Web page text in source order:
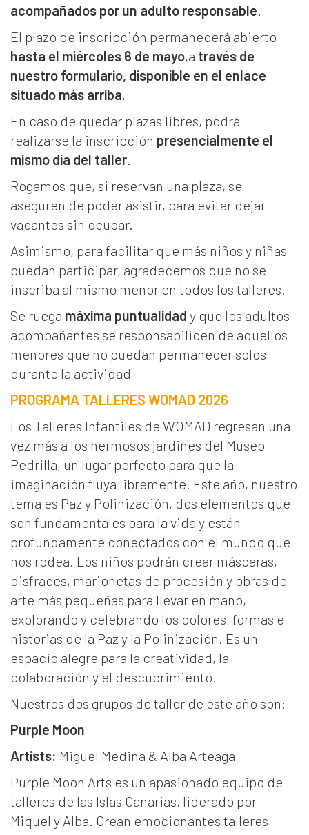
acompañados por un adulto responsable.
El plazo de inscripción permanecerá abierto
hasta el miércoles 6 de mayo,a través de
nuestro formulario, disponible en el enlace
situado más arriba.
En caso de quedar plazas libres, podrá
realizarse la inscripción presencialmente el
mismo día del taller.
Rogamos que, si reservan una plaza, se
aseguren de poder asistir, para evitar dejar
vacantes sin ocupar.
Asimismo, para facilitar que más niños y niñas
puedan participar, agradecemos que no se
inscriba al mismo menor en todos los talleres.
Se ruega máxima puntualidad y que los adultos
acompañantes se responsabilicen de aquellos
menores que no puedan permanecer solos
durante la actividad
PROGRAMA TALLERES WOMAD 2026
Los Talleres Infantiles de WOMAD regresan una
vez más a los hermosos jardines del Museo
Pedrilla, un lugar perfecto para que la
imaginación fluya libremente. Este año, nuestro
tema es Paz y Polinización, dos elementos que
son fundamentales para la vida y están
profundamente conectados con el mundo que
nos rodea. Los niños podrán crear máscaras,
disfraces, marionetas de procesión y obras de
arte más pequeñas para llevar en mano,
explorando y celebrando los colores, formas e
historias de la Paz y la Polinización. Es un
espacio alegre para la creatividad, la
colaboración y el descubrimiento.
Nuestros dos grupos de taller de este año son:
Purple Moon
Artists: Miguel Medina & Alba Arteaga
Purple Moon Arts es un apasionado equipo de
talleres de las Islas Canarias, liderado por
Miquel y Alba. Crean emocionantes talleres